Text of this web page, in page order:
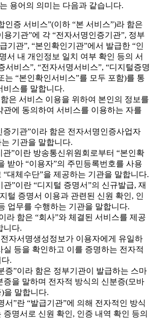
용어의 의미는 다음과 같습니다.
인증 서비스”(이하 “본 서비스”)라 함은
용기관”에 각 “전자서명인증기관”, 정부
기관”, “본인확인기관”에서 발급한 “인
서 내 개인정보 일치 여부 확인 등의 서
서비스”, “전자서명서비스”, “디지털증명
는 “본인확인서비스”를 모두 포함)를 통
비스를 말합니다.
함은 서비스 이용을 위하여 본인의 정보를
관에 동의하여 서비스를 이용하는 자를
증기관”이라 함은 전자서명인증사업자
기관을 말합니다.
관”이란 방송통신위원회로부터 “본인확
받아 “이용자”의 주민등록번호를 사용
“대체수단”을 제공하는 기관을 말합니다.
관”이란 “디지털 증명서”의 신규발급, 재
털 증명서 이용과 관련된 신원 확인, 인
업무를 수행하는 기관을 말합니다.
라 함은 “회사”와 체결된 서비스를 제공
니다.
전자서명생성정보가 이용자에게 유일하
실 등을 확인하고 이를 증명하는 전자적
.
증”이라 함은 정부기관이 발급하는 스마
증을 말하며 전자적 방식의 신분증(모바
을 말합니다.
서”란 “발급기관”에 의해 전자적인 방식
증명서로 신원 확인, 인증 내역 확인 등의